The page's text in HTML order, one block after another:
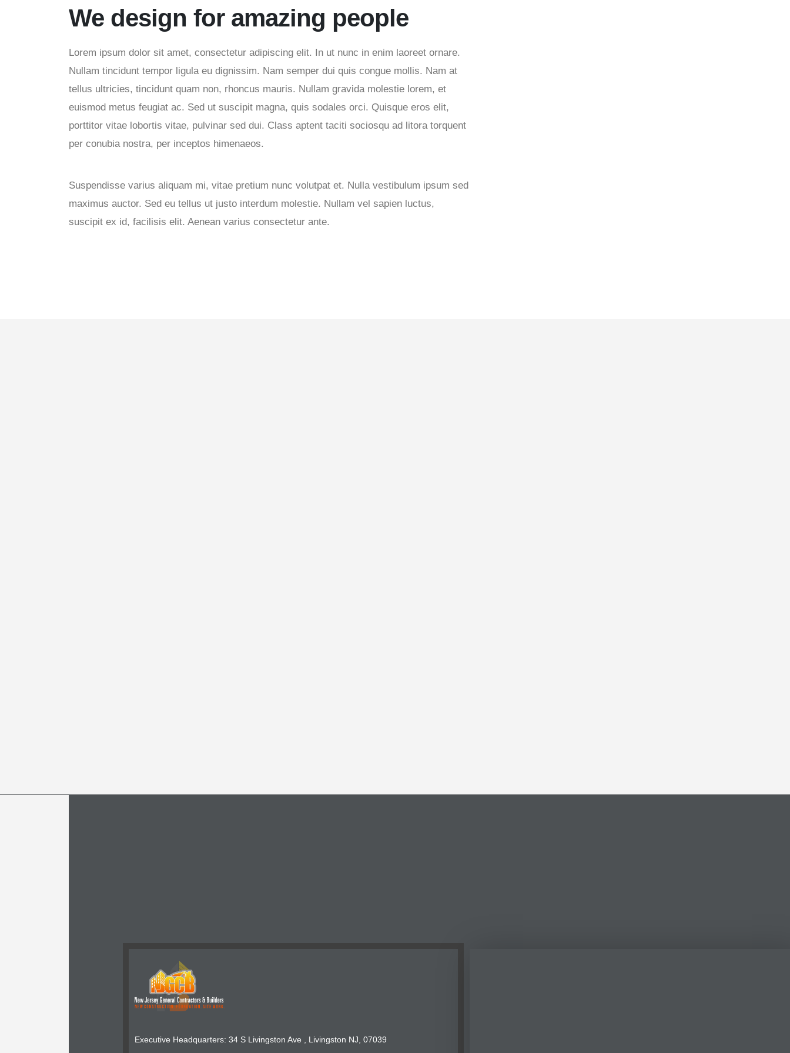
We design for amazing people
Lorem ipsum dolor sit amet, consectetur adipiscing elit. In ut nunc in enim laoreet ornare.
Nullam tincidunt tempor ligula eu dignissim. Nam semper dui quis congue mollis. Nam at
tellus ultricies, tincidunt quam non, rhoncus mauris. Nullam gravida molestie lorem, et
euismod metus feugiat ac. Sed ut suscipit magna, quis sodales orci. Quisque eros elit,
porttitor vitae lobortis vitae, pulvinar sed dui. Class aptent taciti sociosqu ad litora torquent
per conubia nostra, per inceptos himenaeos.
Suspendisse varius aliquam mi, vitae pretium nunc volutpat et. Nulla vestibulum ipsum sed
maximus auctor. Sed eu tellus ut justo interdum molestie. Nullam vel sapien luctus,
suscipit ex id, facilisis elit. Aenean varius consectetur ante.
Executive Headquarters: 34 S Livingston Ave , Livingston NJ, 07039